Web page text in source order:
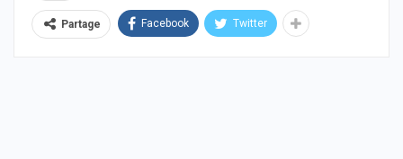
Partage Facebook Twitter